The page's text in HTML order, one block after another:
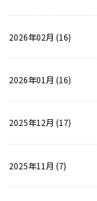
2026年02月 (16)
2026年01月 (16)
2025年12月 (17)
2025年11月 (7)